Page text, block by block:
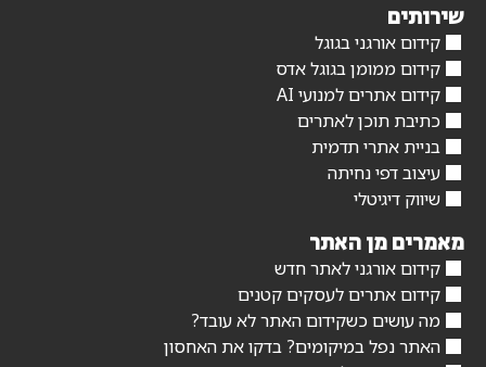
שירותים
קידום אורגני בגוגל
קידום ממומן בגוגל אדס
קידום אתרים למנועי AI
כתיבת תוכן לאתרים
בניית אתרי תדמית
עיצוב דפי נחיתה
שיווק דיגיטלי
מאמרים מן האתר
קידום אורגני לאתר חדש
קידום אתרים לעסקים קטנים
מה עושים כשקידום האתר לא עובד?
האתר נפל במיקומים? בדקו את האחסון